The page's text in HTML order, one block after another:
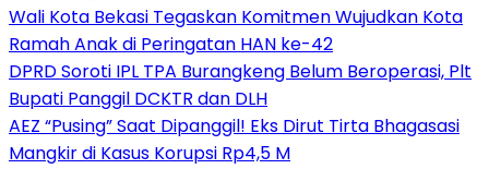
Wali Kota Bekasi Tegaskan Komitmen Wujudkan Kota
Ramah Anak di Peringatan HAN ke-42
DPRD Soroti IPL TPA Burangkeng Belum Beroperasi, Plt
Bupati Panggil DCKTR dan DLH
AEZ “Pusing” Saat Dipanggil! Eks Dirut Tirta Bhagasasi
Mangkir di Kasus Korupsi Rp4,5 M